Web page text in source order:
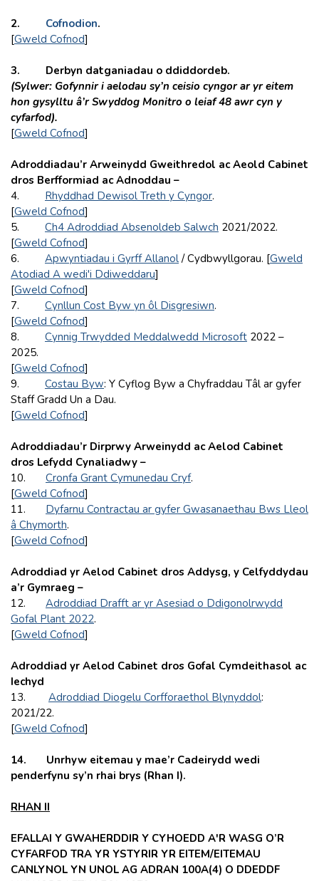
2. Cofnodion.
[Gweld Cofnod]
3. Derbyn datganiadau o ddiddordeb.
(Sylwer: Gofynnir i aelodau sy’n ceisio cyngor ar yr eitem
hon gysylltu â’r Swyddog Monitro o leiaf 48 awr cyn y
cyfarfod).
[Gweld Cofnod]
Adroddiadau’r Arweinydd Gweithredol ac Aeold Cabinet
dros Berfformiad ac Adnoddau –
4. Rhyddhad Dewisol Treth y Cyngor.
[Gweld Cofnod]
5. Ch4 Adroddiad Absenoldeb Salwch 2021/2022.
[Gweld Cofnod]
6. Apwyntiadau i Gyrff Allanol / Cydbwyllgorau. [Gweld
Atodiad A wedi'i Ddiweddaru]
[Gweld Cofnod]
7. Cynllun Cost Byw yn ôl Disgresiwn.
[Gweld Cofnod]
8. Cynnig Trwydded Meddalwedd Microsoft 2022 –
2025.
[Gweld Cofnod]
9. Costau Byw: Y Cyflog Byw a Chyfraddau Tâl ar gyfer
Staff Gradd Un a Dau.
[Gweld Cofnod]
Adroddiadau’r Dirprwy Arweinydd ac Aelod Cabinet
dros Lefydd Cynaliadwy –
10. Cronfa Grant Cymunedau Cryf.
[Gweld Cofnod]
11. Dyfarnu Contractau ar gyfer Gwasanaethau Bws Lleol
â Chymorth.
[Gweld Cofnod]
Adroddiad yr Aelod Cabinet dros Addysg, y Celfyddydau
a’r Gymraeg –
12. Adroddiad Drafft ar yr Asesiad o Ddigonolrwydd
Gofal Plant 2022.
[Gweld Cofnod]
Adroddiad yr Aelod Cabinet dros Gofal Cymdeithasol ac
Iechyd
13. Adroddiad Diogelu Corfforaethol Blynyddol:
2021/22.
[Gweld Cofnod]
14. Unrhyw eitemau y mae’r Cadeirydd wedi
penderfynu sy’n rhai brys (Rhan I).
RHAN II
EFALLAI Y GWAHERDDIR Y CYHOEDD A'R WASG O’R
CYFARFOD TRA YR YSTYRIR YR EITEM/EITEMAU
CANLYNOL YN UNOL AG ADRAN 100A(4) O DDEDDF